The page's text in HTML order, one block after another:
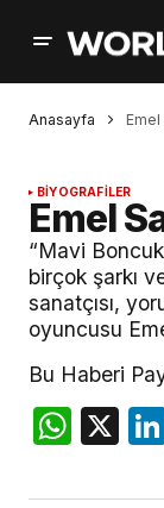
Anasayfa Emel
BİYOGRAFİLER
Emel
“Mavi
birçok şarkı
sanatçısı,
oyuncusu
Bu Haberi
X